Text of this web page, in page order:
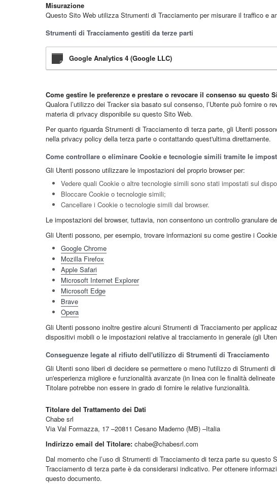
Misurazione
Questo Sito Web utilizza Strumenti di Tracciamento per misurare il traffico e
Strumenti di Tracciamento gestiti da terze parti
Google Analytics 4 (Google LLC)
Come gestire le preferenze e prestare o revocare il consenso su questo
Qualora l’utilizzo dei Tracker sia basato sul consenso, l’Utente può fornire o
materia di privacy disponibile su questo Sito Web.
Per quanto riguarda Strumenti di Tracciamento di terza parte, gli Utenti
nella privacy policy della terza parte o contattando quest'ultima direttamente.
Come controllare o eliminare Cookie e tecnologie simili tramite le
Gli Utenti possono utilizzare le impostazioni del proprio browser per:
Vedere quali Cookie o altre tecnologie simili sono stati impostati sul
Bloccare Cookie o tecnologie simili;
Cancellare i Cookie o tecnologie simili dal browser.
Le impostazioni del browser, tuttavia, non consentono un controllo granulare
Gli Utenti possono, per esempio, trovare informazioni su come gestire i
Google Chrome
Mozilla Firefox
Apple Safari
Microsoft Internet Explorer
Microsoft Edge
Brave
Opera
Gli Utenti possono inoltre gestire alcuni Strumenti di Tracciamento per
dispositivi mobili o le impostazioni relative al tracciamento in generale (gli
Conseguenze legate al rifiuto dell'utilizzo di Strumenti di Tracciamento
Gli Utenti sono liberi di decidere se permettere o meno l'utilizzo di Strumenti
un'esperienza migliore e funzionalità avanzate (in linea con le finalità
Titolare potrebbe non essere in grado di fornire le relative funzionalità.
Titolare del Trattamento dei Dati
Chabe srl
Via Val Formazza, 17 –20811 Cesano Maderno (MB) –Italia
Indirizzo email del Titolare: chabe@chabesrl.com
Dal momento che l’uso di Strumenti di Tracciamento di terza parte su
Tracciamento di terza parte è da considerarsi indicativo. Per ottenere
questo documento.